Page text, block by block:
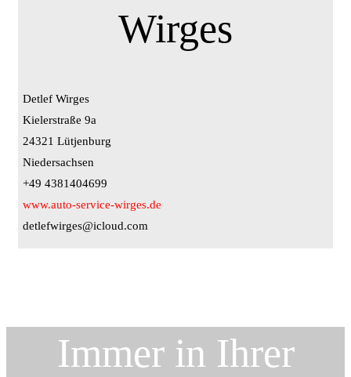
Wirges
Detlef Wirges
Kielerstraße 9a
24321 Lütjenburg
Niedersachsen
+49 4381404699
www.auto-service-wirges.de
detlefwirges@icloud.com
Immer in Ihrer